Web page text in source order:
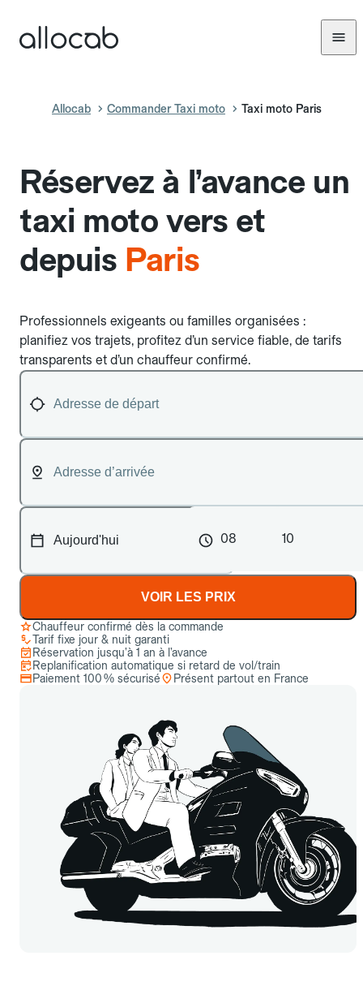
Allocab Commander Taxi moto Taxi moto Paris
Réservez à l’avance un
taxi moto vers et
depuis Paris
Professionnels exigeants ou familles organisées :
planifiez vos trajets, profitez d’un service fiable, de tarifs
transparents et d’un chauffeur confirmé.
08 10
VOIR LES PRIX
Chauffeur confirmé dès la commande
Tarif fixe jour & nuit garanti
Réservation jusqu’à 1 an à l’avance
Replanification automatique si retard de vol/train
Paiement 100 % sécurisé
Présent partout en France